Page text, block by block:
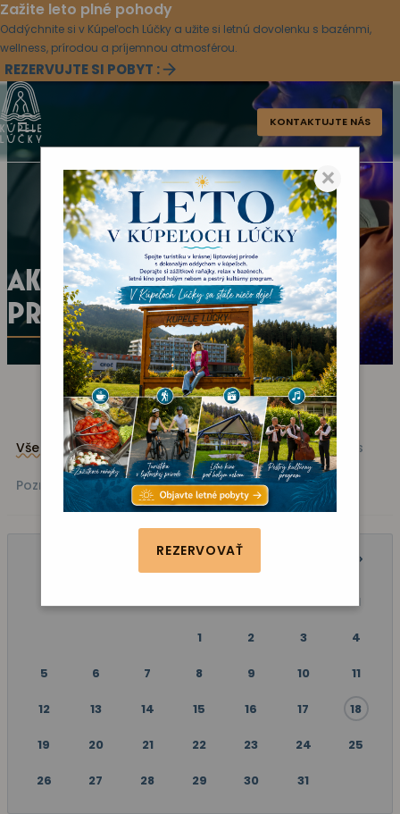
Zažite leto plné pohody
Oddýchnite si v Kúpeľoch Lúčky a užite si letnú dovolenku s bazénmi,
wellness, prírodou a príjemnou atmosférou.
REZERVUJTE SI POBYT :
×
REZERVOVAŤ
KONTAKTUJTE NÁS
AKTUÁLNY KULTÚRNY
PROGRAM
Všetky akcie Kino Vystúpenie Zábava Fitness
Poznávanie
AUGUST 2024
N
1 2 3 4
5 6 7 8 9 10 11
12 13 14 15 16 17 18
19 20 21 22 23 24 25
26 27 28 29 30 31